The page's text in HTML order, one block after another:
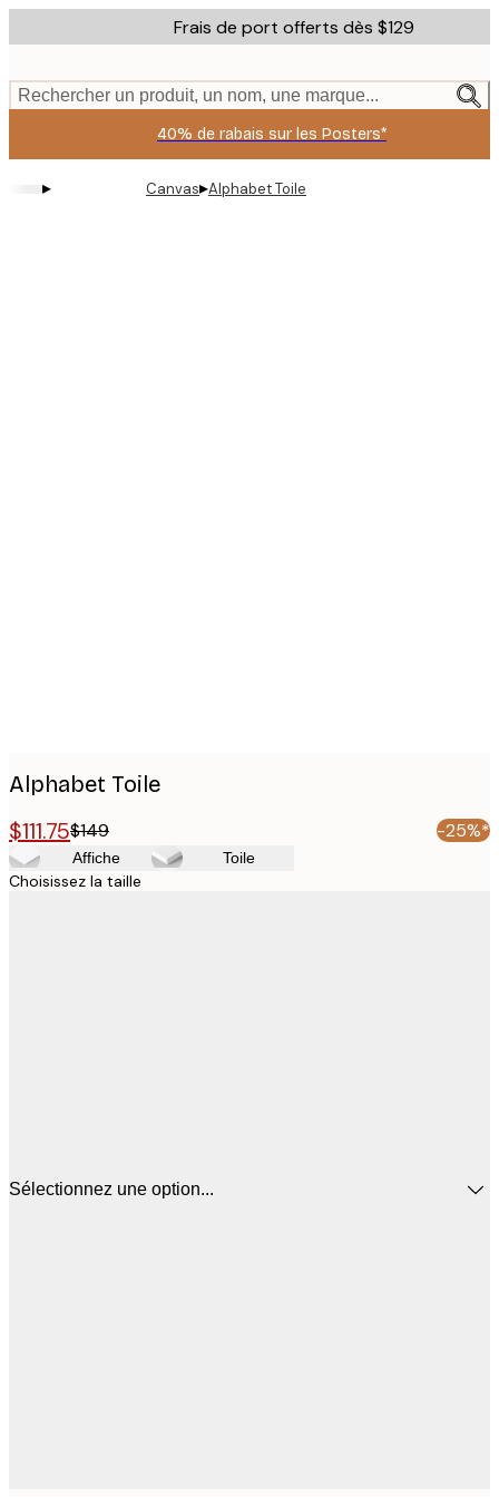
to
content.
Frais de port offerts dès $129
Rechercher un produit, un nom, une marque...
40% de rabais sur les Posters*
▸ Canvas▸Alphabet Toile
Alphabet Toile
$111.75$149 -25%*
Affiche Toile
Choisissez la taille
Sélectionnez une option...